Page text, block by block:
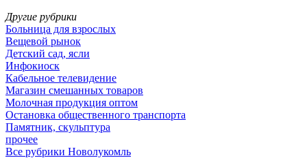
Другие рубрики
Больница для взрослых
Вещевой рынок
Детский сад, ясли
Инфокиоск
Кабельное телевидение
Магазин смешанных товаров
Молочная продукция оптом
Остановка общественного транспорта
Памятник, скульптура
прочее
Все рубрики Новолукомль